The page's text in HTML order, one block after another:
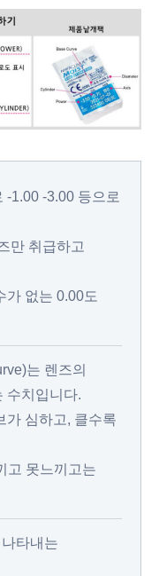
-1.00 -3.00 등으로
만 취급하고
가 없는 0.00도
는 렌즈의
수치입니다.
가 심하고, 클수록
고 못느끼고는
타내는